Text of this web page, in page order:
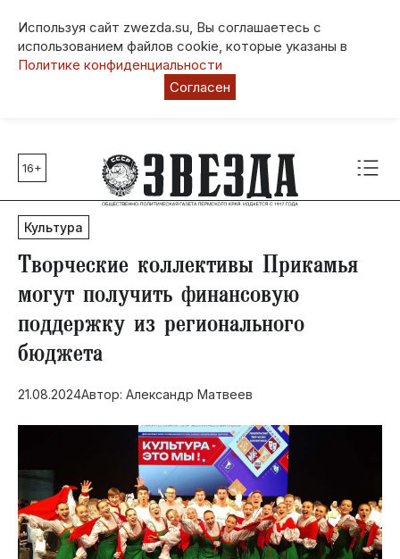
Используя сайт zwezda.su, Вы соглашаетесь с
использованием файлов cookie, которые указаны в
Политике конфиденциальности
Согласен
Главные темы
80 лет Победы
Молодежная столица РФ
СВО
Выборы в Пермском крае
Социальная поддержка
Инфраструктура
Благоустройство
16+
Культура
Творческие коллективы Прикамья
могут получить финансовую
поддержку из регионального
бюджета
21.08.2024Автор: Александр Матвеев